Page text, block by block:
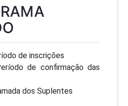
de inscrições
de confirmação das
dos Suplentes